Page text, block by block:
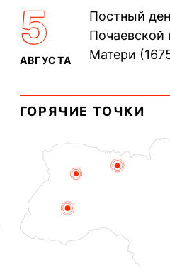
Дави́да
5
АВГУСТА
Постный
Матери
мучеников
воина
ГОРЯЧИЕ ТОЧКИ